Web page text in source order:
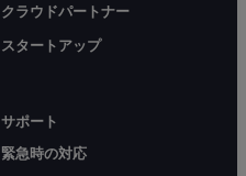
クラウドパートナー
スタートアップ
サポート
緊急時の対応